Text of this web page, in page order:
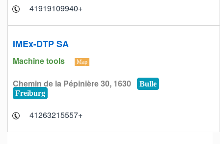
+41919109940
IMEx-DTP SA
Machine tools Map
Chemin de la Pépinière 30, 1630
Bulle
Freiburg
+41263215557